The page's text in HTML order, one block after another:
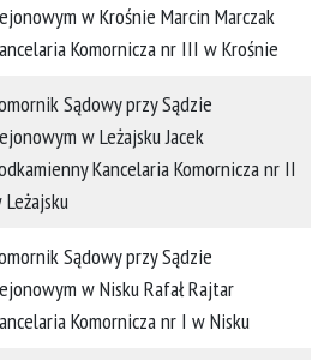
w Krośnie Marcin Marczak
Komornicza nr III w Krośnie
Sądowy przy Sądzie
w Leżajsku Jacek
Kancelaria Komornicza nr II
Leżajsku
Sądowy przy Sądzie
w Nisku Rafał Rajtar
Komornicza nr I w Nisku